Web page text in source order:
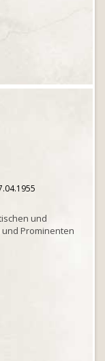
und
Prominenten